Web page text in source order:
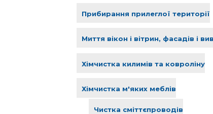
Прибирання прилеглої території
Миття вікон і вітрин, фасадів і
Хімчистка килимів та ковроліну
Хімчистка м'яких меблів
Чистка сміттєпроводів